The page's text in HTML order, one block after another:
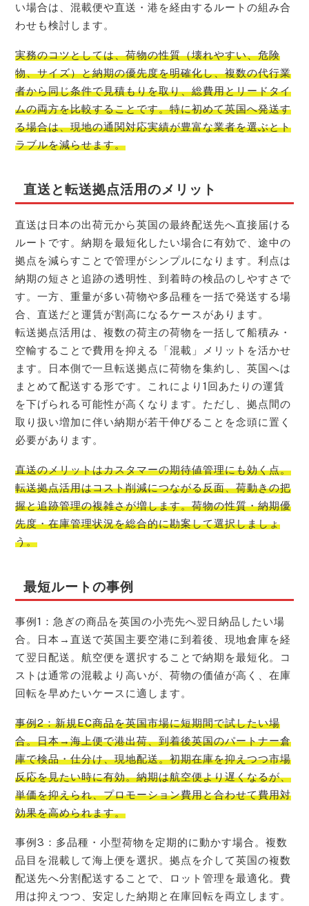
い場合は、混載便や直送・港を経由するルートの組み合
わせも検討します。
実務のコツとしては、荷物の性質（壊れやすい、危険
物、サイズ）と納期の優先度を明確化し、複数の代行業
者から同じ条件で見積もりを取り、総費用とリードタイ
ムの両方を比較することです。特に初めて英国へ発送す
る場合は、現地の通関対応実績が豊富な業者を選ぶとト
ラブルを減らせます。
直送と転送拠点活用のメリット
直送は日本の出荷元から英国の最終配送先へ直接届ける
ルートです。納期を最短化したい場合に有効で、途中の
拠点を減らすことで管理がシンプルになります。利点は
納期の短さと追跡の透明性、到着時の検品のしやすさで
す。一方、重量が多い荷物や多品種を一括で発送する場
合、直送だと運賃が割高になるケースがあります。
転送拠点活用は、複数の荷主の荷物を一括して船積み・
空輸することで費用を抑える「混載」メリットを活かせ
ます。日本側で一旦転送拠点に荷物を集約し、英国へは
まとめて配送する形です。これにより1回あたりの運賃
を下げられる可能性が高くなります。ただし、拠点間の
取り扱い増加に伴い納期が若干伸びることを念頭に置く
必要があります。
直送のメリットはカスタマーの期待値管理にも効く点。
転送拠点活用はコスト削減につながる反面、荷動きの把
握と追跡管理の複雑さが増します。荷物の性質・納期優
先度・在庫管理状況を総合的に勘案して選択しましょ
う。
最短ルートの事例
事例1：急ぎの商品を英国の小売先へ翌日納品したい場
合。日本→直送で英国主要空港に到着後、現地倉庫を経
て翌日配送。航空便を選択することで納期を最短化。コ
ストは通常の混載より高いが、荷物の価値が高く、在庫
回転を早めたいケースに適します。
事例2：新規EC商品を英国市場に短期間で試したい場
合。日本→海上便で港出荷、到着後英国のパートナー倉
庫で検品・仕分け、現地配送。初期在庫を抑えつつ市場
反応を見たい時に有効。納期は航空便より遅くなるが、
単価を抑えられ、プロモーション費用と合わせて費用対
効果を高められます。
事例3：多品種・小型荷物を定期的に動かす場合。複数
品目を混載して海上便を選択。拠点を介して英国の複数
配送先へ分割配送することで、ロット管理を最適化。費
用は抑えつつ、安定した納期と在庫回転を両立します。